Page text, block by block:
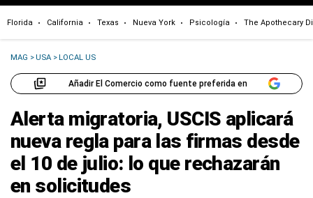
Florida California Texas Nueva York Psicología The Apothecary
MAG >USA >LOCAL US
Añadir El Comercio como fuente preferida en
Alerta migratoria, USCIS aplicará
nueva regla para las firmas desde
el 10 de julio: lo que rechazarán
en solicitudes